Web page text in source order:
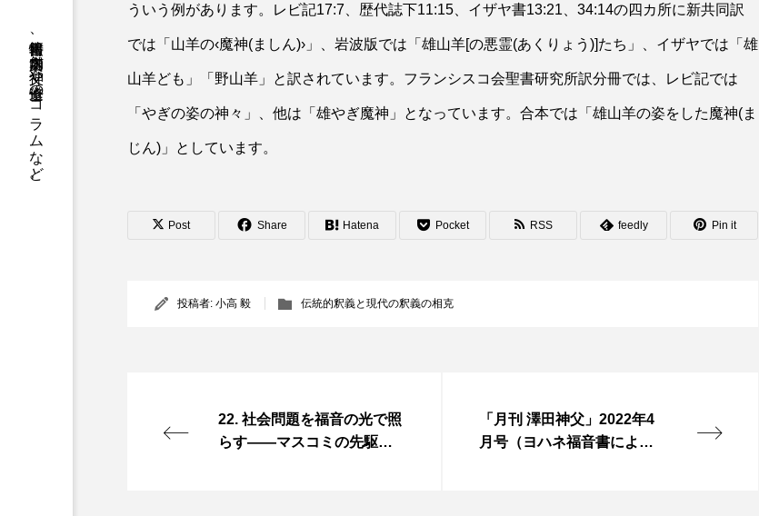
書籍情報、店舗案内、神父や修道士のコラムなど。
ういう例があります。レビ記17:7、歴代誌下11:15、イザヤ書13:21、34:14の四カ所に新共同訳
では「山羊の‹魔神(ましん)›」、岩波版では「雄山羊[の悪霊(あくりょう)]たち」、イザヤでは「雄
山羊ども」「野山羊」と訳されています。フランシスコ会聖書研究所訳分冊では、レビ記では
「やぎの姿の神々」、他は「雄やぎ魔神」となっています。合本では「雄山羊の姿をした魔神(ま
じん)」としています。
Post Share Hatena Pocket RSS feedly Pin it
投稿者: 小高 毅 伝統的釈義と現代の釈義の相克
22. 社会問題を福音の光で照
らす――マスコミの先駆者
「月刊 澤田神父」2022年4
月号（ヨハネ福音書による